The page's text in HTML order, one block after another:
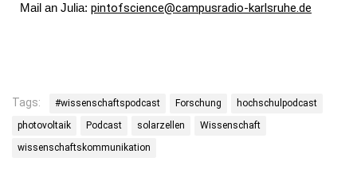
Mail an Julia: pintofscience@campusradio-karlsruhe.de
Tags: #wissenschaftspodcast Forschung
hochschulpodcast
photovoltaik
Podcast solarzellen
Wissenschaft
wissenschaftskommunikation